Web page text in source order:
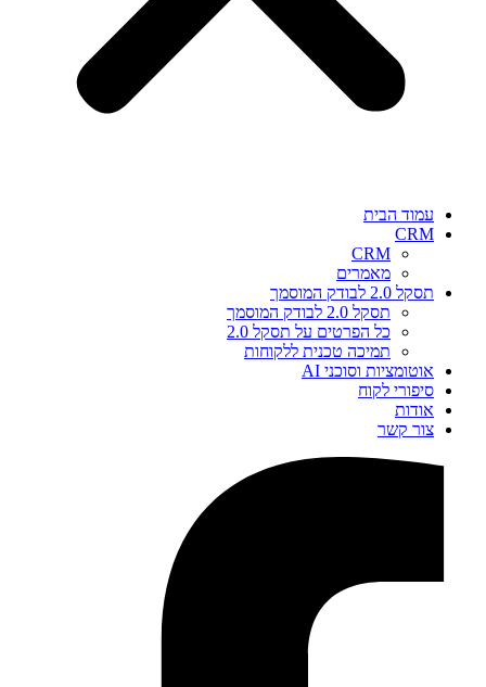
עמוד הבית
CRM
CRM
מאמרים
תסקל 2.0 לבודק המוסמך
תסקל 2.0 לבודק המוסמך
כל הפרטים על תסקל 2.0
תמיכה טכנית ללקוחות
אוטומציות וסוכני AI
סיפורי לקוח
אודות
צור קשר